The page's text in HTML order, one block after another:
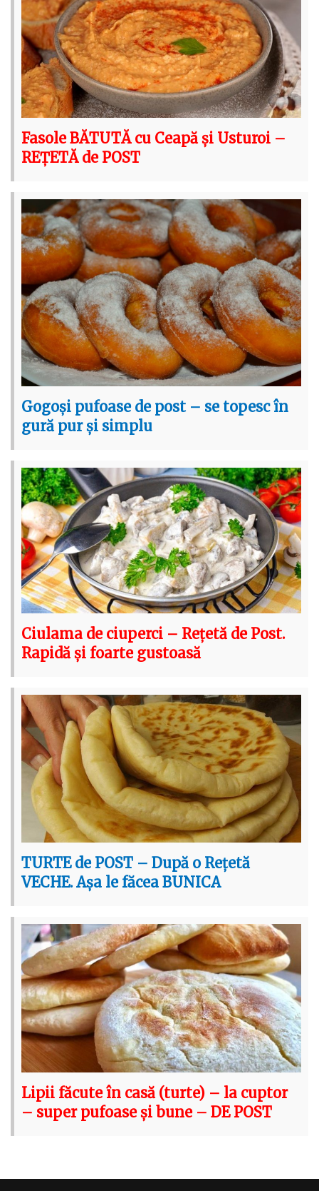
Fasole BĂTUTĂ cu Ceapă și Usturoi –
REȚETĂ de POST
Gogoși pufoase de post – se topesc în
gură pur și simplu
Ciulama de ciuperci – Rețetă de Post.
Rapidă și foarte gustoasă
TURTE de POST – După o Rețetă
VECHE. Așa le făcea BUNICA
Lipii făcute în casă (turte) – la cuptor
– super pufoase și bune – DE POST